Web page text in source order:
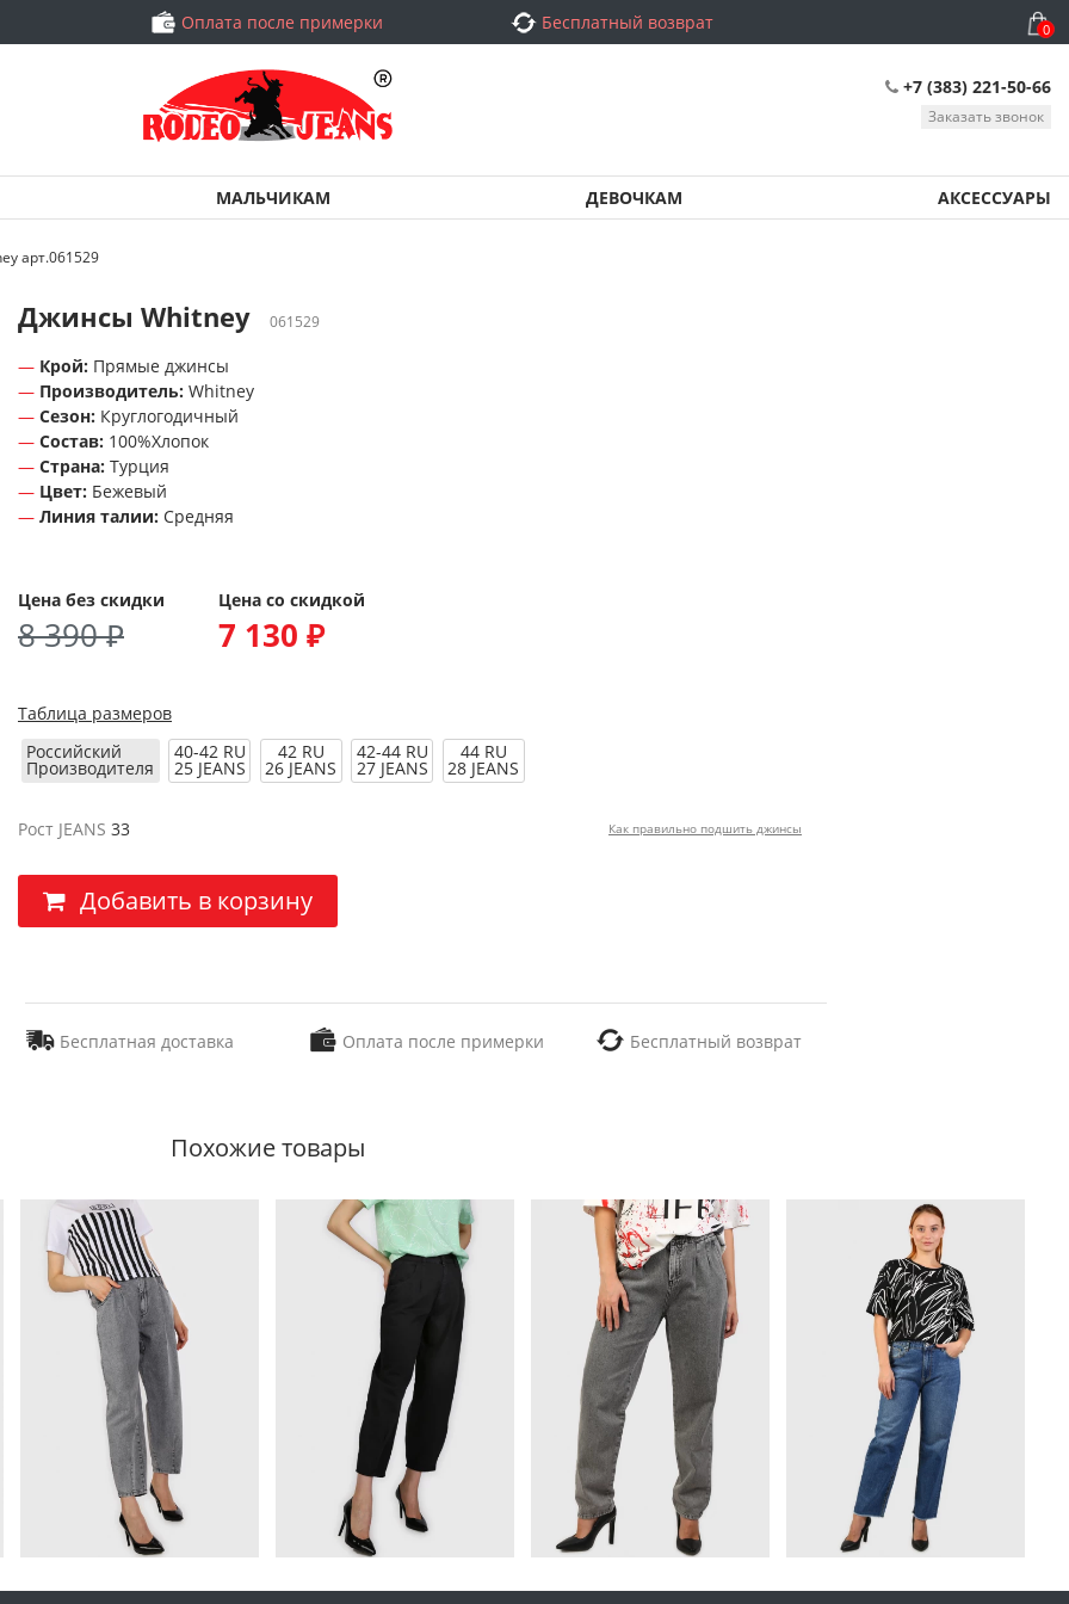
Оплата после примерки Бесплатный возврат 0
+7 (383) 221-50-66
Заказать звонок
МАЛЬЧИКАМ ДЕВОЧКАМ АКСЕССУАРЫ
арт.061529
Джинсы Whitney 061529
Крой: Прямые джинсы
Производитель: Whitney
Сезон: Круглогодичный
Состав: 100%Хлопок
Страна: Турция
Цвет: Бежевый
Линия талии: Средняя
Цена без скидки
8 390 ₽
Цена со скидкой
7 130 ₽
Таблица размеров
Российский
Производителя
40-42 RU
25 JEANS
42 RU
26 JEANS
42-44 RU
27 JEANS
44 RU
28 JEANS
Рост JEANS 33 Как правильно подшить джинсы
Добавить в корзину
Бесплатная доставка Оплата после примерки Бесплатный возврат
Похожие товары